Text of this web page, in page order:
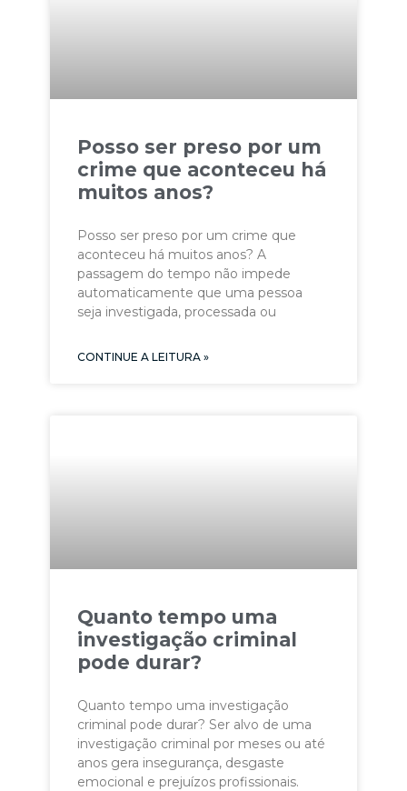
Posso ser preso por um
crime que aconteceu há
muitos anos?
Posso ser preso por um crime que
aconteceu há muitos anos? A
passagem do tempo não impede
automaticamente que uma pessoa
seja investigada, processada ou
CONTINUE A LEITURA »
Quanto tempo uma
investigação criminal
pode durar?
Quanto tempo uma investigação
criminal pode durar? Ser alvo de uma
investigação criminal por meses ou até
anos gera insegurança, desgaste
emocional e prejuízos profissionais.